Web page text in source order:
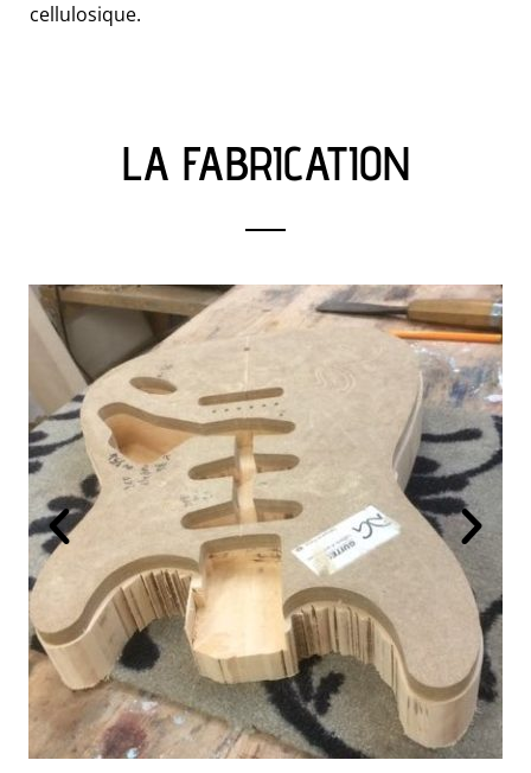
cellulosique.
LA FABRICATION